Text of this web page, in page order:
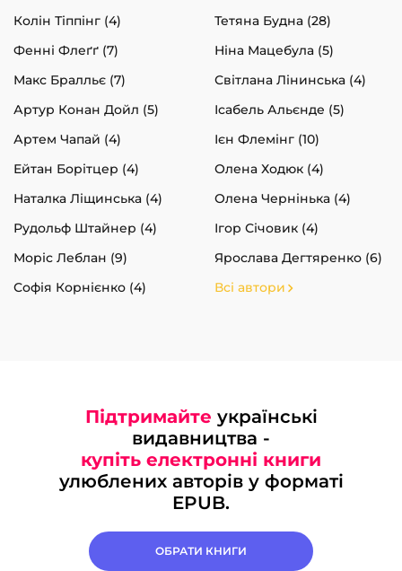
Колін Тіппінг (4)
Тетяна Будна (28)
Фенні Флеґґ (7)
Ніна Мацебула (5)
Макс Бралльє (7)
Світлана Лінинська (4)
Артур Конан Дойл (5)
Ісабель Альєнде (5)
Артем Чапай (4)
Ієн Флемінг (10)
Ейтан Борітцер (4)
Олена Ходюк (4)
Наталка Ліщинська (4)
Олена Чернінька (4)
Рудольф Штайнер (4)
Ігор Січовик (4)
Моріс Леблан (9)
Ярослава Дегтяренко (6)
Софія Корнієнко (4)
Всі автори
Підтримайте українські
видавництва -
купіть електронні книги
улюблених авторів у форматі
EPUB.
ОБРАТИ КНИГИ